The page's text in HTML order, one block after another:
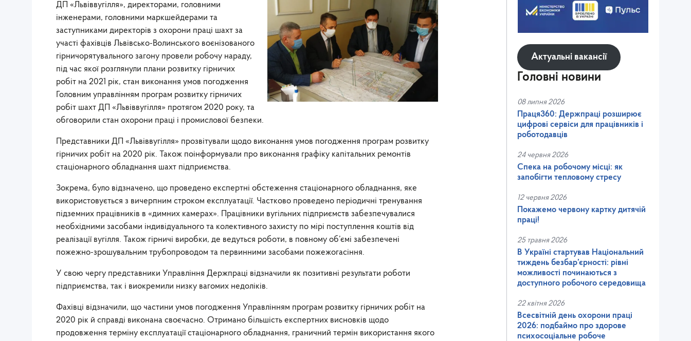
ДП «Львіввугілля», директорами, головними
інженерами, головними маркшейдерами та
заступниками директорів з охорони праці шахт за
участі фахівців Львівсько-Волинського воєнізованого
гірничорятувального загону провели робочу нараду,
під час якої розглянули плани розвитку гірничих
робіт на 2021 рік, стан виконання умов погодження
Головним управлінням програм розвитку гірничих
робіт шахт ДП «Львіввугілля» протягом 2020 року, та
обговорили стан охорони праці і промислової безпеки.
Представники ДП «Львіввугілля» прозвітували щодо виконання умов погодження програм розвитку
гірничих робіт на 2020 рік. Також поінформували про виконання графіку капітальних ремонтів
стаціонарного обладнання шахт підприємства.
Зокрема, було відзначено, що проведено експертні обстеження стаціонарного обладнання, яке
використовується з вичерпним строком експлуатації. Частково проведено періодичні тренування
підземних працівників в «димних камерах». Працівники вугільних підприємств забезпечувалися
необхідними засобами індивідуального та колективного захисту по мірі поступлення коштів від
реалізації вугілля. Також гірничі виробки, де ведуться роботи, в повному об’ємі забезпечені
пожежно-зрошувальним трубопроводом та первинними засобами пожежогасіння.
У свою чергу представники Управління Держпраці відзначили як позитивні результати роботи
підприємства, так і виокремили низку вагомих недоліків.
Фахівці відзначили, що частини умов погодження Управлінням програм розвитку гірничих робіт на
2020 рік й справді виконана своєчасно. Отримано більшість експертних висновків щодо
продовження терміну експлуатації стаціонарного обладнання, граничний термін використання якого
Актуальні вакансії
Головні новини
08 липня 2026
Праця360: Держпраці розширює
цифрові сервіси для працівників і
роботодавців
24 червня 2026
Спека на робочому місці: як
запобігти тепловому стресу
12 червня 2026
Покажемо червону картку дитячій
праці!
25 травня 2026
В Україні стартував Національний
тиждень безбар’єрності: рівні
можливості починаються з
доступного робочого середовища
22 квітня 2026
Всесвітній день охорони праці
2026: подбаймо про здорове
психосоціальне робоче